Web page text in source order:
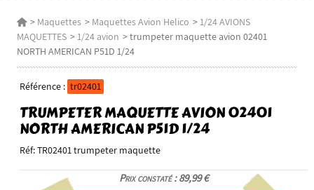
> Maquettes > Maquettes Avion Helico >1/24 AVIONS
MAQUETTES >1/24 avion >trumpeter maquette avion 02401
NORTH AMERICAN P51D 1/24
Référence : tr02401
TRUMPETER MAQUETTE AVION 02401
NORTH AMERICAN P51D 1/24
Réf: TR02401 trumpeter maquette
Prix constaté : 89,99 €